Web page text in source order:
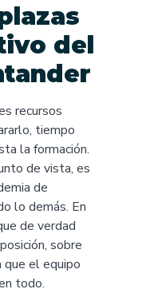
del
recursos
tiempo
la formación.
de vista, es
de
lo demás. En
de verdad
sobre
que el equipo
todo.